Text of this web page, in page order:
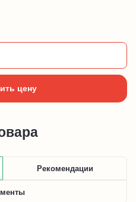
цену
Рекомендации